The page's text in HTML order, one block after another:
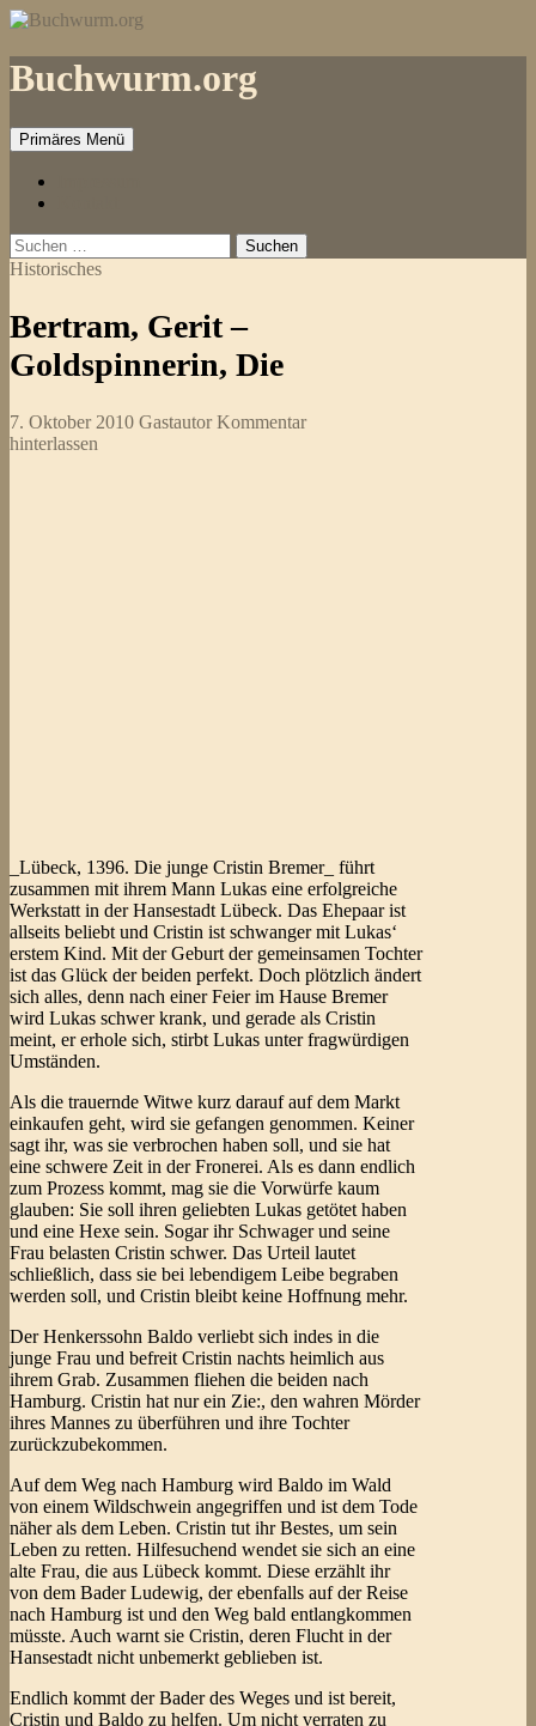
Zum
springen
Buchwurm.org
Primäres Menü
Suchen
nach:
Historisches
Bertram, Gerit –
Goldspinnerin, Die
7. Oktober 2010 Gastautor Kommentar
hinterlassen
_Lübeck, 1396. Die junge Cristin Bremer_ führt
zusammen mit ihrem Mann Lukas eine erfolgreiche
Werkstatt in der Hansestadt Lübeck. Das Ehepaar ist
allseits beliebt und Cristin ist schwanger mit Lukas‘
erstem Kind. Mit der Geburt der gemeinsamen Tochter
ist das Glück der beiden perfekt. Doch plötzlich ändert
sich alles, denn nach einer Feier im Hause Bremer
wird Lukas schwer krank, und gerade als Cristin
meint, er erhole sich, stirbt Lukas unter fragwürdigen
Umständen.
Als die trauernde Witwe kurz darauf auf dem Markt
einkaufen geht, wird sie gefangen genommen. Keiner
sagt ihr, was sie verbrochen haben soll, und sie hat
eine schwere Zeit in der Fronerei. Als es dann endlich
zum Prozess kommt, mag sie die Vorwürfe kaum
glauben: Sie soll ihren geliebten Lukas getötet haben
und eine Hexe sein. Sogar ihr Schwager und seine
Frau belasten Cristin schwer. Das Urteil lautet
schließlich, dass sie bei lebendigem Leibe begraben
werden soll, und Cristin bleibt keine Hoffnung mehr.
Der Henkerssohn Baldo verliebt sich indes in die
junge Frau und befreit Cristin nachts heimlich aus
ihrem Grab. Zusammen fliehen die beiden nach
Hamburg. Cristin hat nur ein Zie:, den wahren Mörder
ihres Mannes zu überführen und ihre Tochter
zurückzubekommen.
Auf dem Weg nach Hamburg wird Baldo im Wald
von einem Wildschwein angegriffen und ist dem Tode
näher als dem Leben. Cristin tut ihr Bestes, um sein
Leben zu retten. Hilfesuchend wendet sie sich an eine
alte Frau, die aus Lübeck kommt. Diese erzählt ihr
von dem Bader Ludewig, der ebenfalls auf der Reise
nach Hamburg ist und den Weg bald entlangkommen
müsste. Auch warnt sie Cristin, deren Flucht in der
Hansestadt nicht unbemerkt geblieben ist.
Endlich kommt der Bader des Weges und ist bereit,
Cristin und Baldo zu helfen. Um nicht verraten zu